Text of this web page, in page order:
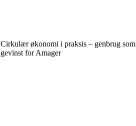
Cirkulær økonomi i praksis – genbrug som
gevinst for Amager